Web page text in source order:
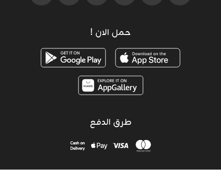
حمل الان !
طرق الدفع